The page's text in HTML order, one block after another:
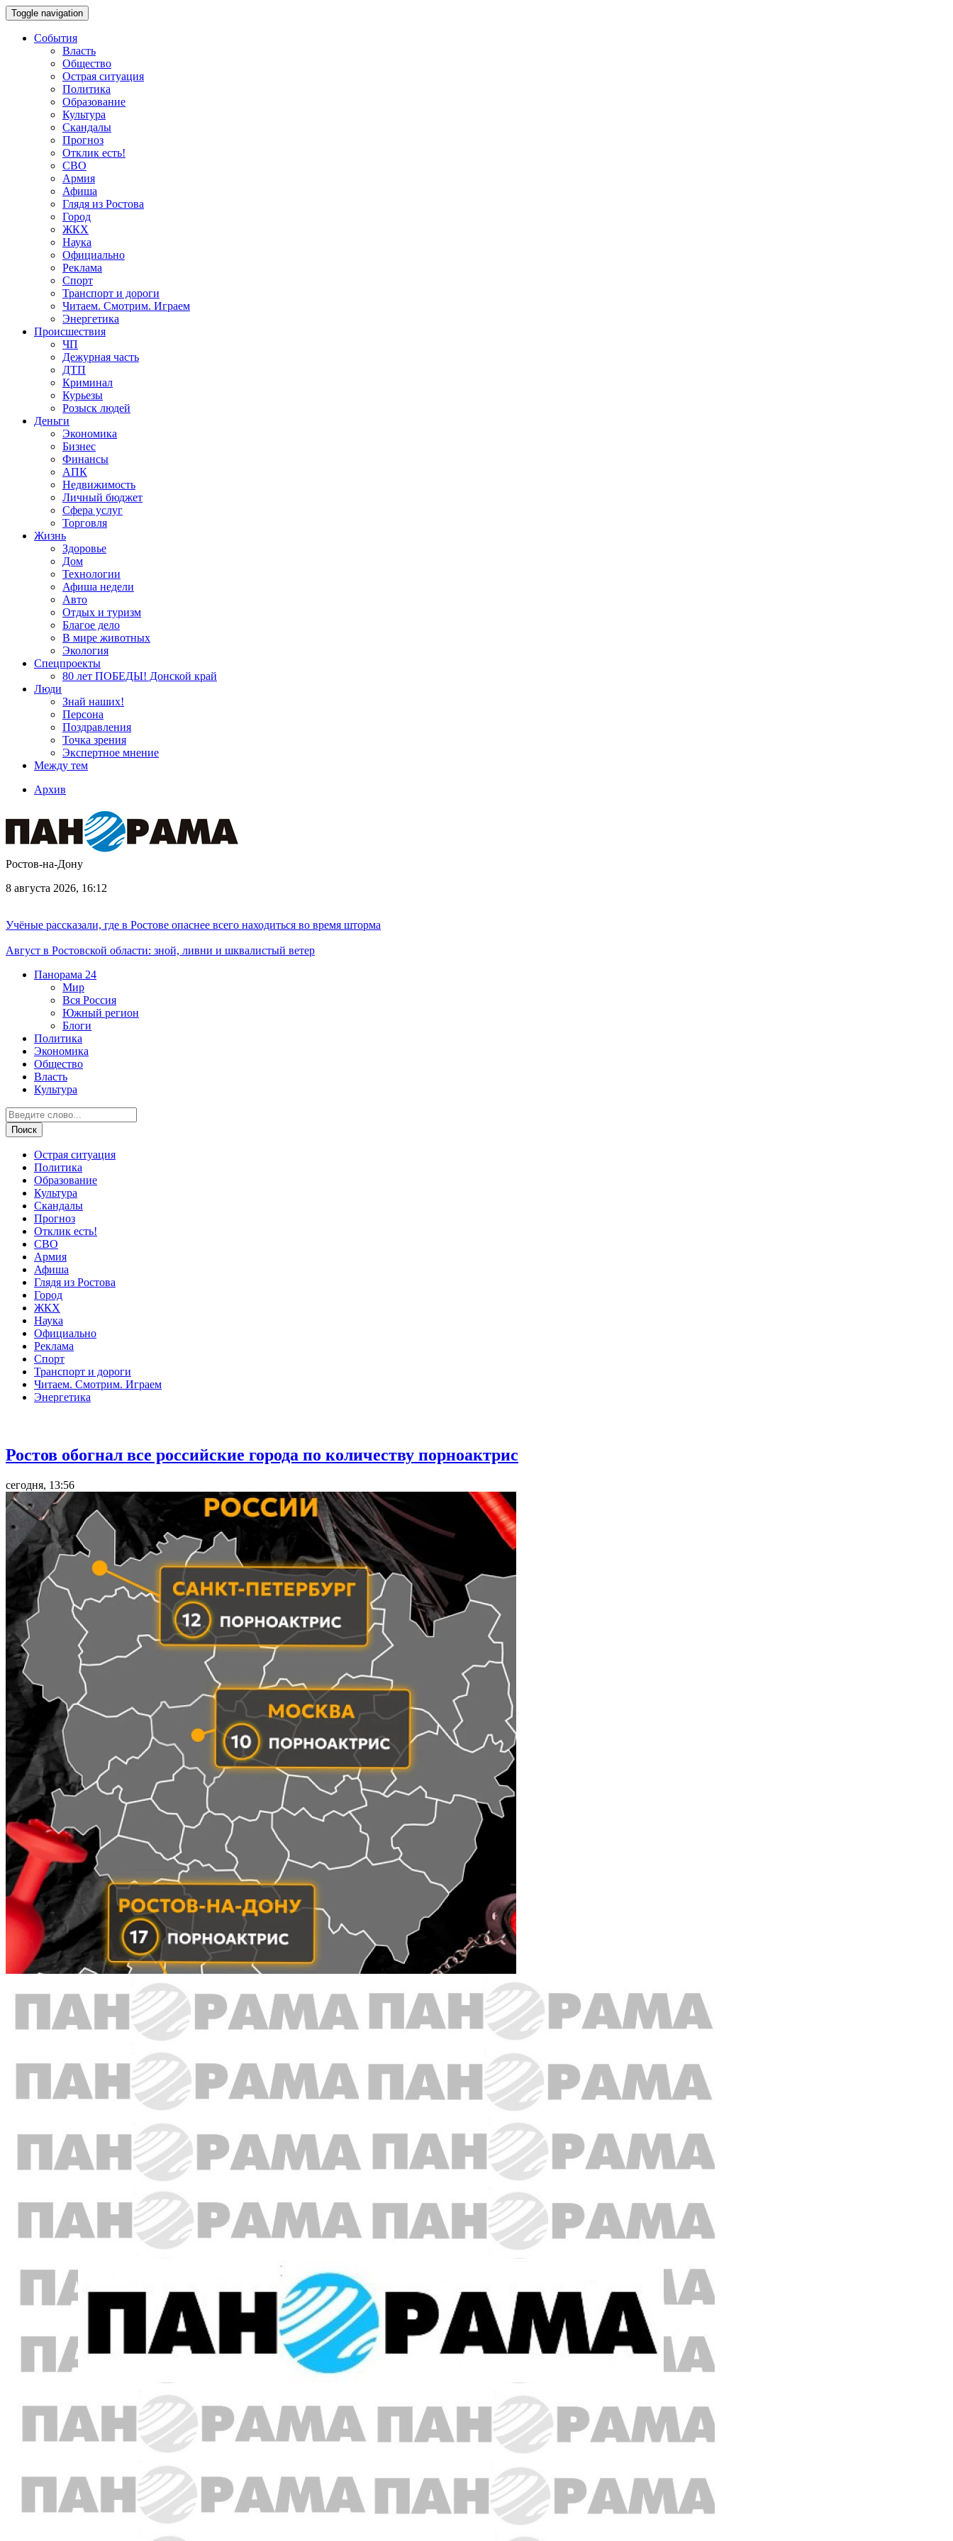
Toggle navigation
События
Власть
Общество
Острая ситуация
Политика
Образование
Культура
Скандалы
Прогноз
Отклик есть!
СВО
Армия
Афиша
Глядя из Ростова
Город
ЖКХ
Наука
Официально
Реклама
Спорт
Транспорт и дороги
Читаем. Смотрим. Играем
Энергетика
Происшествия
ЧП
Дежурная часть
ДТП
Криминал
Курьезы
Розыск людей
Деньги
Экономика
Бизнес
Финансы
АПК
Недвижимость
Личный бюджет
Сфера услуг
Торговля
Жизнь
Здоровье
Дом
Технологии
Афиша недели
Авто
Отдых и туризм
Благое дело
В мире животных
Экология
Спецпроекты
80 лет ПОБЕДЫ! Донской край
Люди
Знай наших!
Персона
Поздравления
Точка зрения
Экспертное мнение
Между тем
Архив
Ростов-на-Дону
8 августа 2026, 16:12
Учёные рассказали, где в Ростове опаснее всего находиться во время шторма
Август в Ростовской области: зной, ливни и шквалистый ветер
Панорама 24
Мир
Вся Россия
Южный регион
Блоги
Политика
Экономика
Общество
Власть
Культура
Острая ситуация
Политика
Образование
Культура
Скандалы
Прогноз
Отклик есть!
СВО
Армия
Афиша
Глядя из Ростова
Город
ЖКХ
Наука
Официально
Реклама
Спорт
Транспорт и дороги
Читаем. Смотрим. Играем
Энергетика
Ростов обогнал все российские города по количеству порноактрис
сегодня, 13:56